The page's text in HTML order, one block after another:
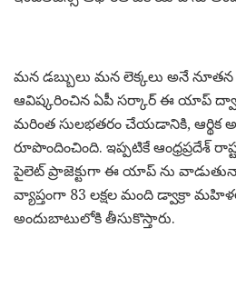
మన డబ్బులు మన లెక్కలు అనే
ఆవిష్కరించిన ఏపీ సర్కార్ ఈ యాప్
మరింత సులభతరం చేయడానికి, ఆర్థిక
రూపొందించింది. ఇప్పటికే ఆంధ్రప్రదేశ్
పైలెట్ ప్రాజెక్టుగా ఈ యాప్ ను
వ్యాప్తంగా 83 లక్షల మంది డ్వాక్రా
అందుబాటులోకి తీసుకొస్తారు.